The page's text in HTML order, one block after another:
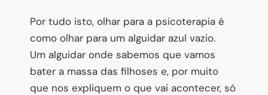
Por tudo isto, olhar para a psicoterapia é
como olhar para um alguidar azul vazio.
Um alguidar onde sabemos que vamos
bater a massa das filhoses e, por muito
que nos expliquem o que vai acontecer, só